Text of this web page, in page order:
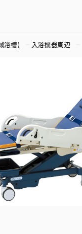
浴槽) 入浴機器周辺